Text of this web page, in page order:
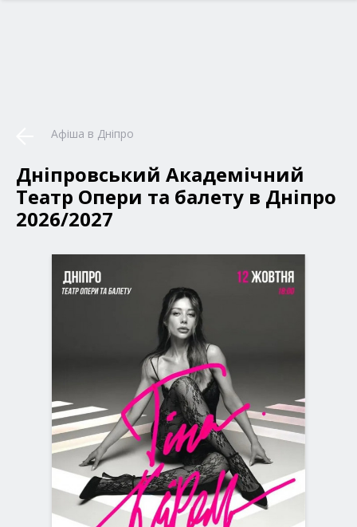
Афіша в Дніпро
Дніпровський Академічний
Театр Опери та балету в Дніпро
2026/2027